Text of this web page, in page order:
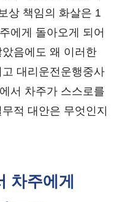
상 책임의 화살은 1
에게 돌아오게 되어
음에도 왜 이러한
대리운전운행중사
서 차주가 스스로를
적 대안은 무엇인지
차주에게